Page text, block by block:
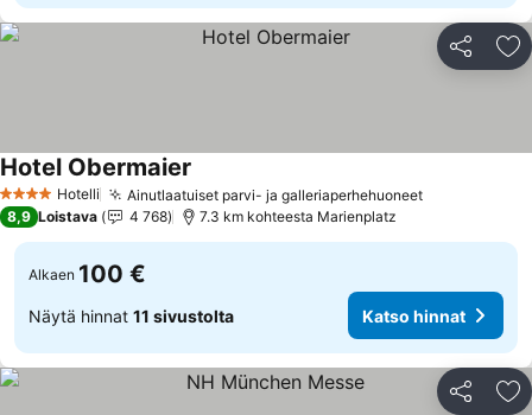
Jaa
4 Tähtiluokitus
Hotelli Ainutlaatuiset parvi- ja galleriaperhehuoneetKatso hinnat
Hotel Obermaier
8,9 Loistava 4 768 7.3 km kohteesta Marienplatz
Alkaen 100 €
Näytä hinnat 11 sivustolta Katso hinnat
Jaa